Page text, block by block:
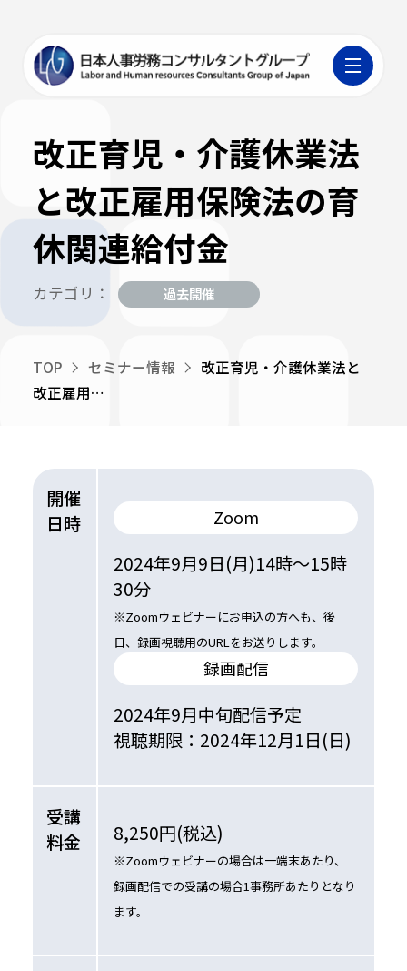
改正育児・介護休業法
と改正雇用保険法の育
休関連給付金
カテゴリ： 過去開催
TOP セミナー情報
改正育児・介護休業法と
改正雇用…
開催
日時
Zoom
2024年9月9日(月)14時～15時
30分
※Zoomウェビナーにお申込の方へも、後
日、録画視聴用のURLをお送りします。
録画配信
2024年9月中旬配信予定
視聴期限：2024年12月1日(日)
受講
料金
8,250円(税込)
※Zoomウェビナーの場合は一端末あたり、
録画配信での受講の場合1事務所あたりとなり
ます。